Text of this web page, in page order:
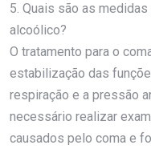
5. Quais são as
alcoólico?
O tratamento para o
estabilização das
respiração e a pressão
necessário realizar
causados pelo coma e